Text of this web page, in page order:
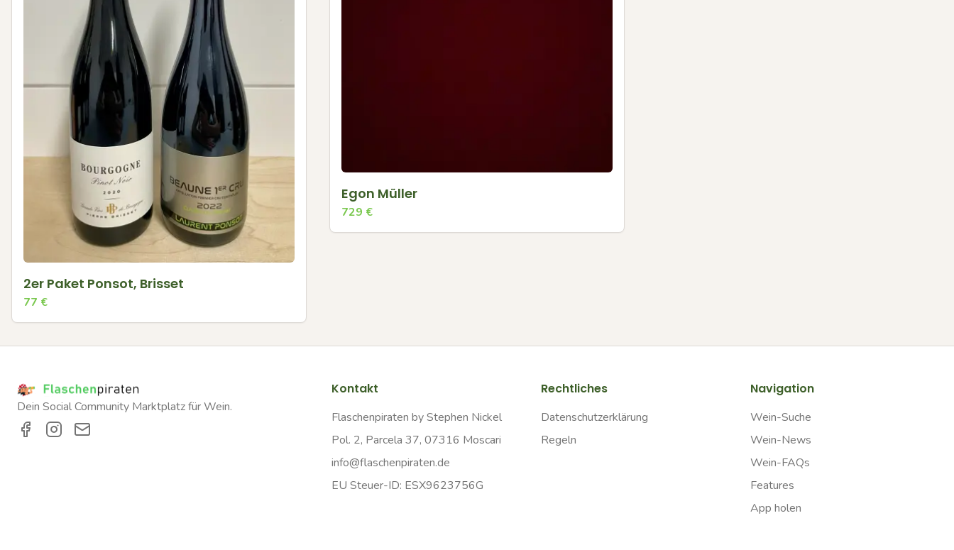
2er Paket Ponsot, Brisset
77 €
Egon Müller
729 €
Dein Social Community Marktplatz für Wein.
Kontakt
Flaschenpiraten by Stephen Nickel
Pol. 2, Parcela 37, 07316 Moscari
info@flaschenpiraten.de
EU Steuer-ID: ESX9623756G
Rechtliches
Datenschutzerklärung
Regeln
Navigation
Wein-Suche
Wein-News
Wein-FAQs
Features
App holen